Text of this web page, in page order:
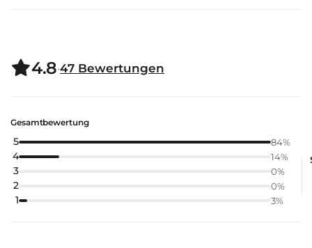
4.8·47 Bewertungen
Gesamtbewertung
5 84%
4 14%
3 0%
2 0%
1 3%